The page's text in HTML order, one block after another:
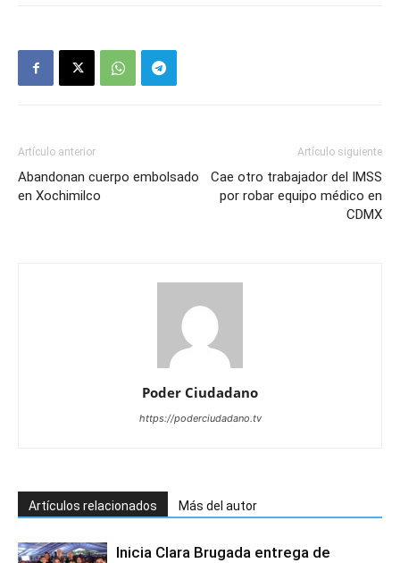
Artículo anterior
Abandonan cuerpo embolsado
en Xochimilco
Artículo siguiente
Cae otro trabajador del IMSS
por robar equipo médico en
CDMX
Poder Ciudadano
https://poderciudadano.tv
Artículos relacionados Más del autor
Inicia Clara Brugada entrega de